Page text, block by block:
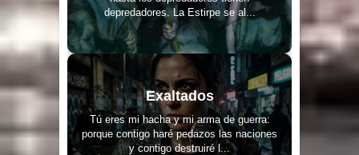
depredadores. La Estirpe se al...
Exaltados
Tú eres mi hacha y mi arma de guerra:
porque contigo haré pedazos las naciones
y contigo destruiré l...